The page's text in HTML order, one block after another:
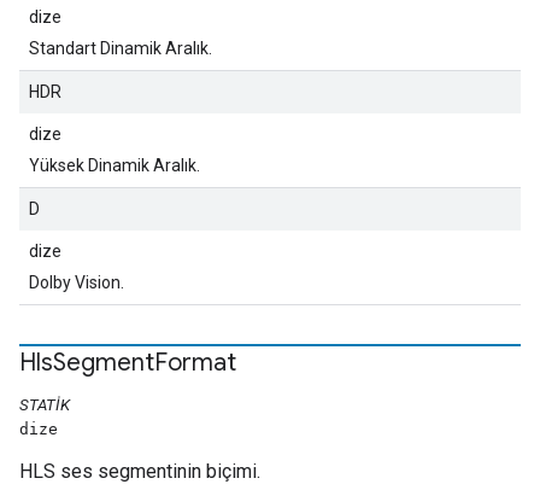
dize
Standart Dinamik Aralık.
HDR
dize
Yüksek Dinamik Aralık.
D
dize
Dolby Vision.
HlsSegmentFormat
STATIK
dize
HLS ses segmentinin biçimi.